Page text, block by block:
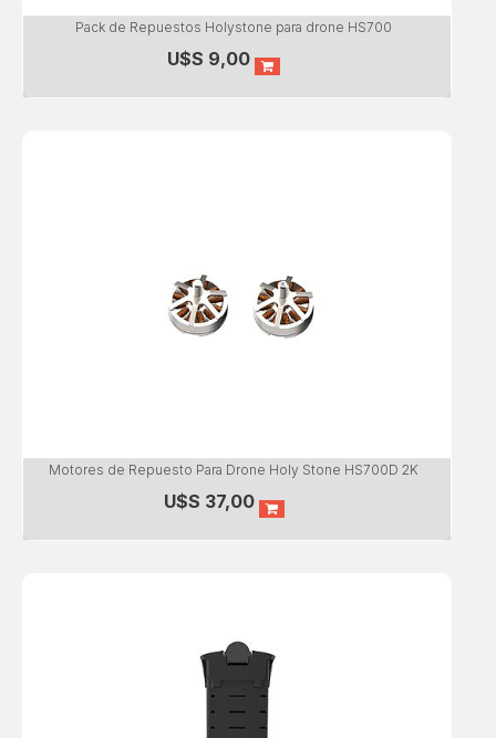
Pack de Repuestos Holystone para drone HS700
U$S 9,00
Motores de Repuesto Para Drone Holy Stone HS700D 2K
U$S 37,00